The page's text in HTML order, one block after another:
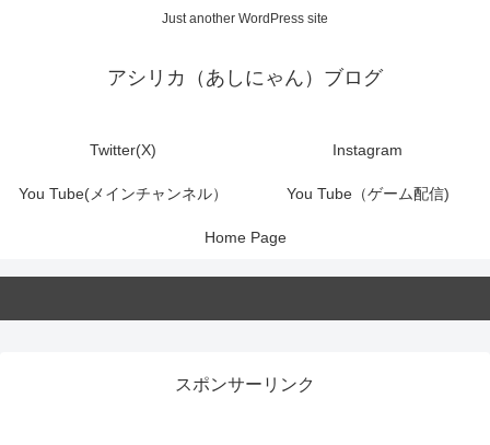
Just another WordPress site
アシリカ（あしにゃん）ブログ
Twitter(X) Instagram
You Tube(メインチャンネル） You Tube（ゲーム配信)
Home Page
スポンサーリンク